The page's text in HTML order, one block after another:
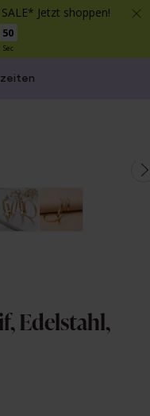
Jetzt shoppen!
49
Sec
Edelstahl,